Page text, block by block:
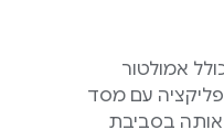
אמולטור
עם מסד
אותה בסביבת